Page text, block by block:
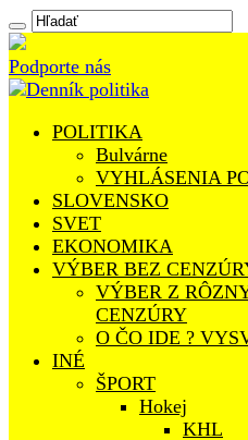
Podporte nás
POLITIKA
Bulvárne
VYHLÁSENIA
SLOVENSKO
SVET
EKONOMIKA
VÝBER BEZ
VÝBER Z
CENZÚRY
O ČO IDE ?
INÉ
ŠPORT
Hokej
KHL